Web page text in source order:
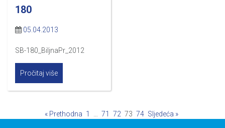
180
05.04.2013
SB-180_BiljnaPr_2012
Pročitaj više
« Prethodna 1 71 72 73 74 Sljedeća »